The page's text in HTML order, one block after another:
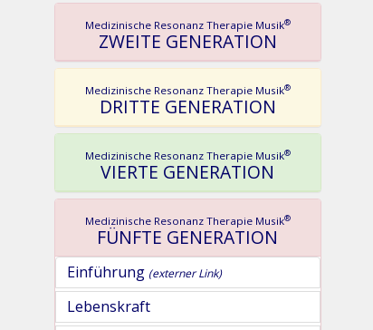
Medizinische Resonanz Therapie Musik®
ZWEITE GENERATION
Medizinische Resonanz Therapie Musik®
DRITTE GENERATION
Medizinische Resonanz Therapie Musik®
VIERTE GENERATION
Medizinische Resonanz Therapie Musik®
FÜNFTE GENERATION
Einführung (externer Link)
Lebenskraft